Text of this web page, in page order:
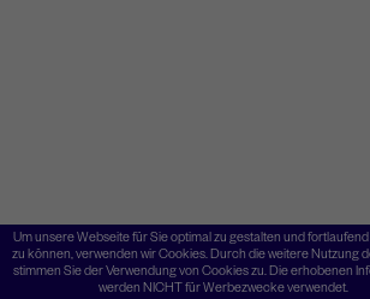
Um unsere Webseite für Sie optimal zu gestalten und
zu können, verwenden wir Cookies. Durch die weitere Nutzung
stimmen Sie der Verwendung von Cookies zu. Die erhobenen
werden NICHT für Werbezwecke verwendet.